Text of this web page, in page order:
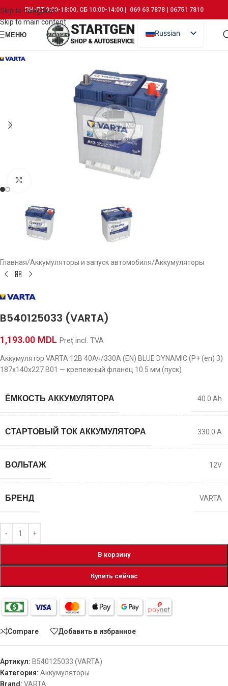
Skip to navigation
Skip to main content
ПН-ПТ 9:00-18:00, СБ 10:00-14:00 | 069 63 7878 | 06751 7810
МЕНЮ
Russian
Romanian
Главная/Аккумуляторы и запуск автомобиля/Аккумуляторы
B540125033 (VARTA)
1,193.00 MDL Preț incl. TVA
Аккумулятор VARTA 12В 40Ач/330A (EN) BLUE DYNAMIC (P+ (en) 3)
187x140x227 B01 — крепежный фланец 10.5 мм (пуск)
ЁМКОСТЬ АККУМУЛЯТОРА 40.0 Ah
СТАРТОВЫЙ ТОК АККУМУЛЯТОРА 330.0 A
ВОЛЬТАЖ 12V
БРЕНД VARTA
В корзину
Купить сейчас
Compare Добавить в избранное
Артикул: B540125033 (VARTA)
Категория: Аккумуляторы
Brand: VARTA